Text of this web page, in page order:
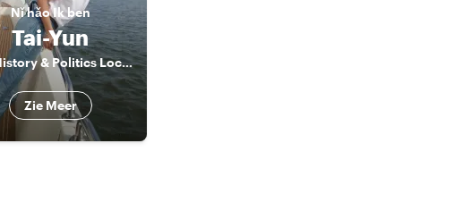
Nǐ hǎoIk ben
Tai-Yun
The History & Politics Local Insider (English and French speaker)
Zie Meer